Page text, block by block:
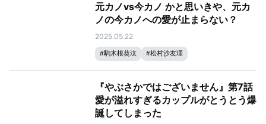
元カノvs今カノ かと思いきや、元カ
ノの今カノへの愛が止まらない？
2025.05.22
#駒木根葵汰 #松村沙友理
『やぶさかではございません』第7話
愛が溢れすぎるカップルがとうとう爆
誕してしまった